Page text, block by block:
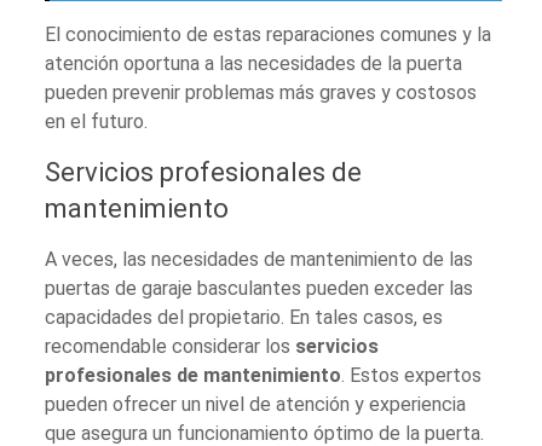
El conocimiento de estas reparaciones comunes y la
atención oportuna a las necesidades de la puerta
pueden prevenir problemas más graves y costosos
en el futuro.
Servicios profesionales de
mantenimiento
A veces, las necesidades de mantenimiento de las
puertas de garaje basculantes pueden exceder las
capacidades del propietario. En tales casos, es
recomendable considerar los servicios
profesionales de mantenimiento. Estos expertos
pueden ofrecer un nivel de atención y experiencia
que asegura un funcionamiento óptimo de la puerta.